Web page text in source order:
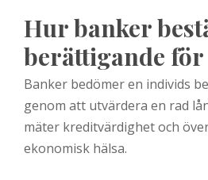
Hur banker
berättigande för
Banker bedömer en individs
genom att utvärdera en rad
mäter kreditvärdighet och
ekonomisk hälsa.